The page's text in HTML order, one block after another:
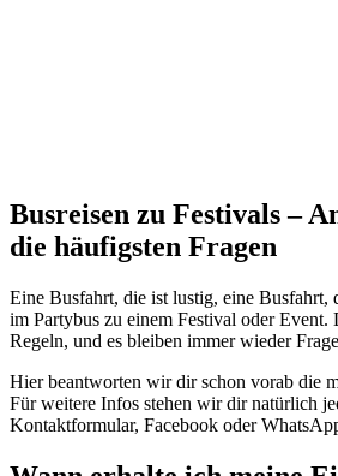
Busreisen zu Festivals –
die häufigsten Fragen
Eine Busfahrt, die ist lustig, eine Busfahrt,
im Partybus zu einem Festival oder Event.
Regeln, und es bleiben immer wieder
Hier beantworten wir dir schon vorab die
Für weitere Infos stehen wir dir natürlich
Kontaktformular, Facebook oder